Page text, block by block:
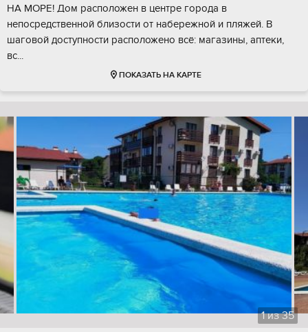
НА МОРЕ! Дом расположен в центре города в
непосредственной близости от набережной и пляжей. В
шаговой доступности расположено всё: магазины, аптеки,
вс...
ПОКАЗАТЬ НА КАРТЕ
1из35